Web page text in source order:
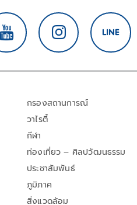
กรองสถานการณ์
วาไรตี้
กีฬา
ท่องเที่ยว – ศิลปวัฒนธรรม
ประชาสัมพันธ์
ภูมิภาค
สิ่งแวดล้อม